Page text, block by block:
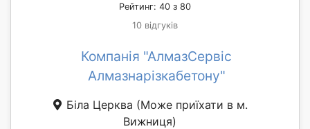
Рейтинг: 40 з 80
10 відгуків
Компанія "АлмазСервіс
Алмазнарізкабетону"
Біла Церква (Може приїхати в м.
Вижниця)